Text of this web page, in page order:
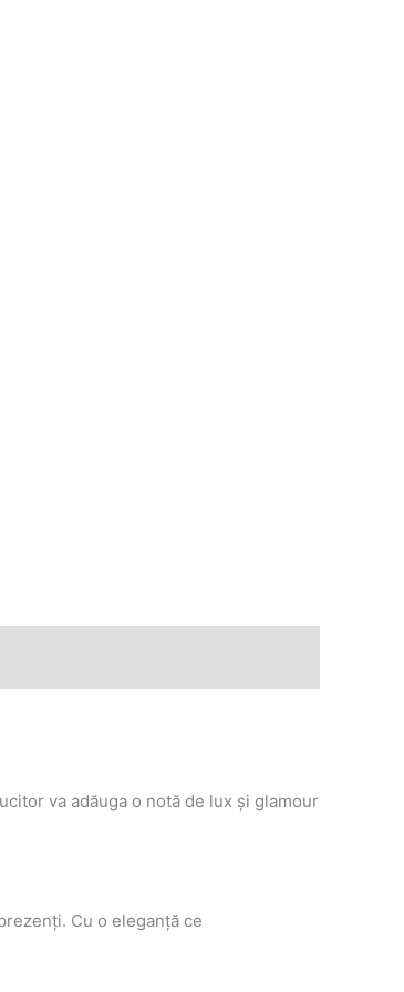
va adăuga o notă de lux și glamour
Cu o eleganță ce